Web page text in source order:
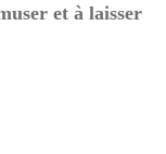
et à laisser